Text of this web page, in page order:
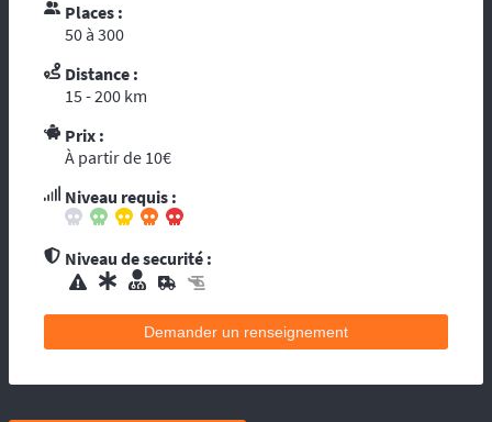
Places :
50 à 300
Distance :
15 - 200 km
Prix :
À partir de 10€
Niveau requis :
Niveau de securité :
secours. Dans le cadre d’une randonnée,
vous vous reposez sur l’ouvreur et le
d’intervention des premiers secours et les
contacts d’assistance médicale locale.
d’une équipe médicale. Ils se répartissent sur
course. La balise satellitaire est fortement
conseillée pour les accidents qui pourraient
survenir en dehors du tracé, ou les égarés.
L’organisation dispose d’au moins une
ambulance et/ou véhicule médicalisé à
poste ainsi que des médecins et équipes
médicales qui se répartissent sur le circuit,
L’organisation dispose d’hélicoptère(s),
Demander un renseignement